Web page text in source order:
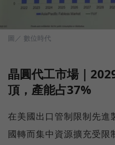
圖／ 數位時代
晶圓代工市場｜
頂，產能占37%
在美國出口管制限制先進
國轉而集中資源擴充受限